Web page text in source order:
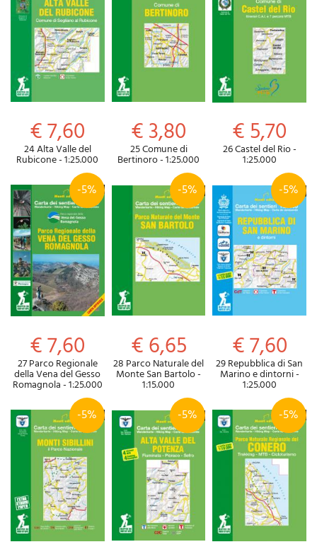
€ 7,60
24 Alta Valle del
Rubicone - 1:25.000
€ 3,80
25 Comune di
Bertinoro - 1:25.000
€ 5,70
26 Castel del Rio -
1:25.000
-5%
€ 7,60
27 Parco Regionale
della Vena del Gesso
Romagnola - 1:25.000
-5%
€ 6,65
28 Parco Naturale del
Monte San Bartolo -
1:15.000
-5%
€ 7,60
29 Repubblica di San
Marino e dintorni -
1:25.000
-5% -5% -5%